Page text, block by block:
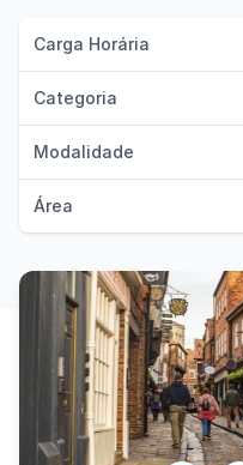
Carga Horária
Categoria
Modalidade
Área